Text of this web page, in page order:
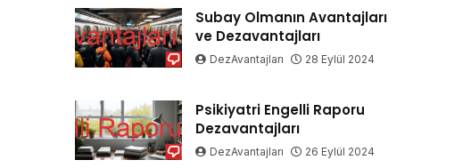
Subay Olmanın Avantajları
ve Dezavantajları
DezAvantajları 28 Eylül 2024
Psikiyatri Engelli Raporu
Dezavantajları
DezAvantajları 26 Eylül 2024